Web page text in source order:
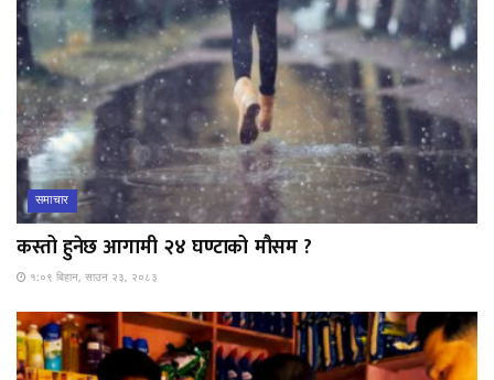
समाचार
कस्तो हुनेछ आगामी २४ घण्टाको मौसम ?
१:०९ बिहान, साउन २३, २०८३